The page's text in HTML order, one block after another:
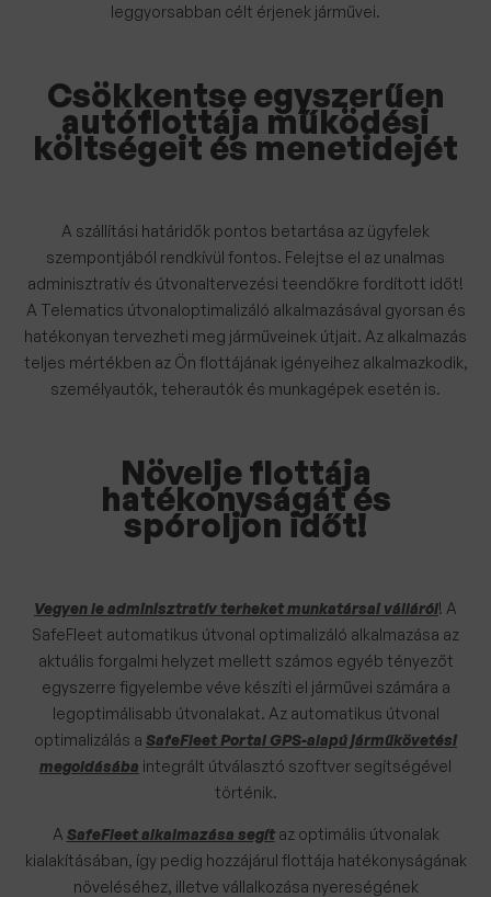
leggyorsabban célt érjenek járművei.
Csökkentse egyszerűen
autóflottája működési
költségeit és menetidejét
A szállítási határidők pontos betartása az ügyfelek
szempontjából rendkívül fontos. Felejtse el az unalmas
adminisztratív és útvonaltervezési teendőkre fordított időt!
A Telematics útvonaloptimalizáló alkalmazásával gyorsan és
hatékonyan tervezheti meg járműveinek útjait. Az alkalmazás
teljes mértékben az Ön flottájának igényeihez alkalmazkodik,
személyautók, teherautók és munkagépek esetén is.
Növelje flottája
hatékonyságát és
spóroljon időt!
Vegyen le adminisztratív terheket munkatársai válláról! A
SafeFleet automatikus útvonal optimalizáló alkalmazása az
aktuális forgalmi helyzet mellett számos egyéb tényezőt
egyszerre figyelembe véve készíti el járművei számára a
legoptimálisabb útvonalakat. Az automatikus útvonal
optimalizálás a SafeFleet Portal GPS-alapú járműkövetési
megoldásába integrált útválasztó szoftver segítségével
történik.
A SafeFleet alkalmazása segítaz optimális útvonalak
kialakításában, így pedig hozzájárul flottája hatékonyságának
növeléséhez, illetve vállalkozása nyereségének